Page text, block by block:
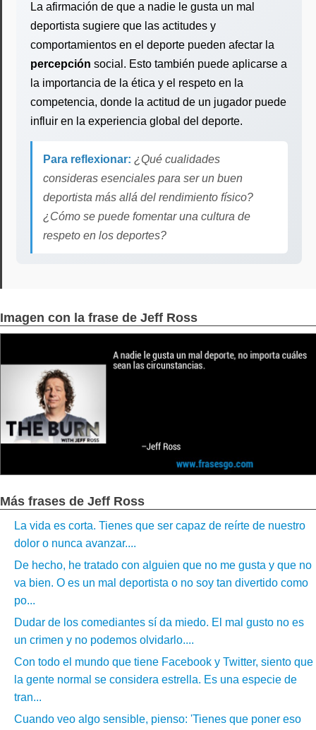
La afirmación de que a nadie le gusta un mal
deportista sugiere que las actitudes y
comportamientos en el deporte pueden afectar la
percepción social. Esto también puede aplicarse a
la importancia de la ética y el respeto en la
competencia, donde la actitud de un jugador puede
influir en la experiencia global del deporte.
Para reflexionar: ¿Qué cualidades
consideras esenciales para ser un buen
deportista más allá del rendimiento físico?
¿Cómo se puede fomentar una cultura de
respeto en los deportes?
Imagen con la frase de Jeff Ross
Más frases de Jeff Ross
La vida es corta. Tienes que ser capaz de reírte de nuestro
dolor o nunca avanzar....
De hecho, he tratado con alguien que no me gusta y que no
va bien. O es un mal deportista o no soy tan divertido como
po...
Dudar de los comediantes sí da miedo. El mal gusto no es
un crimen y no podemos olvidarlo....
Con todo el mundo que tiene Facebook y Twitter, siento que
la gente normal se considera estrella. Es una especie de
tran...
Cuando veo algo sensible, pienso: 'Tienes que poner eso